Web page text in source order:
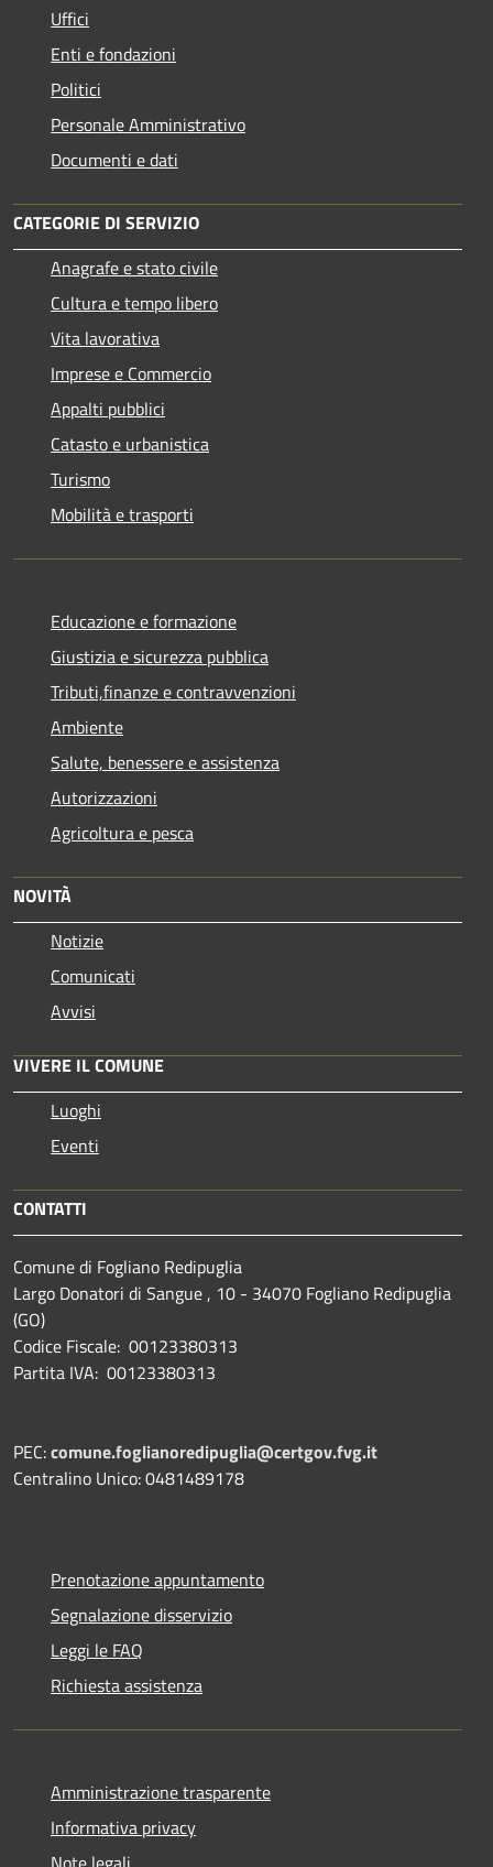
Uffici
Enti e fondazioni
Politici
Personale Amministrativo
Documenti e dati
CATEGORIE DI SERVIZIO
Anagrafe e stato civile
Cultura e tempo libero
Vita lavorativa
Imprese e Commercio
Appalti pubblici
Catasto e urbanistica
Turismo
Mobilità e trasporti
Educazione e formazione
Giustizia e sicurezza pubblica
Tributi,finanze e contravvenzioni
Ambiente
Salute, benessere e assistenza
Autorizzazioni
Agricoltura e pesca
NOVITÀ
Notizie
Comunicati
Avvisi
VIVERE IL COMUNE
Luoghi
Eventi
CONTATTI
Comune di Fogliano Redipuglia
Largo Donatori di Sangue , 10 - 34070 Fogliano Redipuglia
(GO)
Codice Fiscale: 00123380313
Partita IVA: 00123380313
PEC:comune.foglianoredipuglia@certgov.fvg.it
Centralino Unico: 0481489178
Prenotazione appuntamento
Segnalazione disservizio
Leggi le FAQ
Richiesta assistenza
Amministrazione trasparente
Informativa privacy